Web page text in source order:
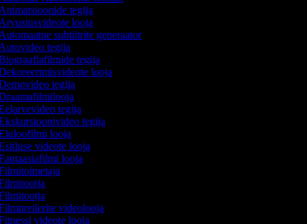
tegija
looja
subtiitrite generaator
tegija
tegija
looja
tegija
tegija
tegija
looja
videote looja
looja
videolooja
videote looja